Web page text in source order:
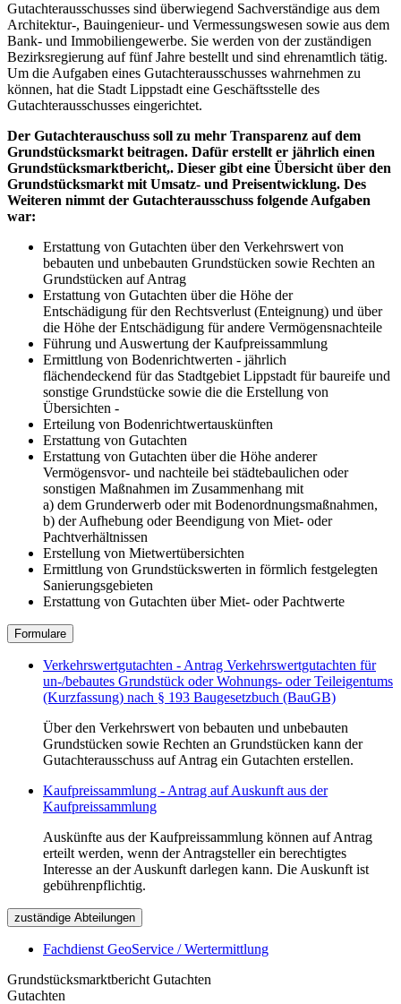
Gutachterausschusses sind überwiegend Sachverständige aus dem
Architektur-, Bauingenieur- und Vermessungswesen sowie aus dem
Bank- und Immobiliengewerbe. Sie werden von der zuständigen
Bezirksregierung auf fünf Jahre bestellt und sind ehrenamtlich tätig.
Um die Aufgaben eines Gutachterausschusses wahrnehmen zu
können, hat die Stadt Lippstadt eine Geschäftsstelle des
Gutachterausschusses eingerichtet.
Der Gutachterauschuss soll zu mehr Transparenz auf dem
Grundstücksmarkt beitragen. Dafür erstellt er jährlich einen
Grundstücksmarktbericht,. Dieser gibt eine Übersicht über den
Grundstücksmarkt mit Umsatz- und Preisentwicklung. Des
Weiteren nimmt der Gutachterausschuss folgende Aufgaben
war:
Erstattung von Gutachten über den Verkehrswert von
bebauten und unbebauten Grundstücken sowie Rechten an
Grundstücken auf Antrag
Erstattung von Gutachten über die Höhe der
Entschädigung für den Rechtsverlust (Enteignung) und über
die Höhe der Entschädigung für andere Vermögensnachteile
Führung und Auswertung der Kaufpreissammlung
Ermittlung von Bodenrichtwerten - jährlich
flächendeckend für das Stadtgebiet Lippstadt für baureife und
sonstige Grundstücke sowie die die Erstellung von
Übersichten -
Erteilung von Bodenrichtwertauskünften
Erstattung von Gutachten
Erstattung von Gutachten über die Höhe anderer
Vermögensvor- und nachteile bei städtebaulichen oder
sonstigen Maßnahmen im Zusammenhang mit
a) dem Grunderwerb oder mit Bodenordnungsmaßnahmen,
b) der Aufhebung oder Beendigung von Miet- oder
Pachtverhältnissen
Erstellung von Mietwertübersichten
Ermittlung von Grundstückswerten in förmlich festgelegten
Sanierungsgebieten
Erstattung von Gutachten über Miet- oder Pachtwerte
Formulare
Verkehrswertgutachten - Antrag Verkehrswertgutachten für
un-/bebautes Grundstück oder Wohnungs- oder Teileigentums
(Kurzfassung) nach § 193 Baugesetzbuch (BauGB)
Über den Verkehrswert von bebauten und unbebauten
Grundstücken sowie Rechten an Grundstücken kann der
Gutachterausschuss auf Antrag ein Gutachten erstellen.
Kaufpreissammlung - Antrag auf Auskunft aus der
Kaufpreissammlung
Auskünfte aus der Kaufpreissammlung können auf Antrag
erteilt werden, wenn der Antragsteller ein berechtigtes
Interesse an der Auskunft darlegen kann. Die Auskunft ist
gebührenpflichtig.
zuständige Abteilungen
Fachdienst GeoService / Wertermittlung
Grundstücksmarktbericht Gutachten
Gutachten